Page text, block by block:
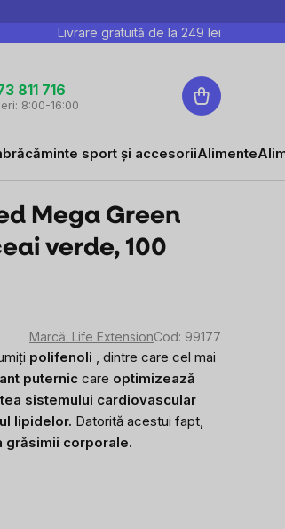
Livrare gratuită de la 249 lei
811 716
8:00-16:00
Coş
de
sport și accesoriiAlimente
Mega Green
verde, 100
Marcă: Life ExtensionCod: 99177
polifenoli , dintre care cel mai
puternic care optimizează
sistemului cardiovascular
lipidelor. Datorită acestui fapt,
grăsimii corporale.